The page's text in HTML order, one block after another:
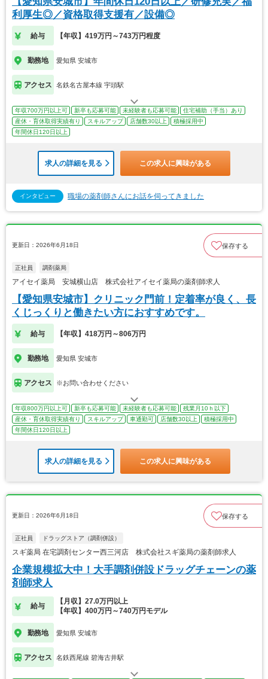
利厚生◎／資格取得支援有／設備◎
給与 【年収】419万円～743万円程度
勤務地 愛知県 安城市
アクセス 名鉄名古屋本線 宇頭駅
年収700万円以上可 新卒も応募可能 未経験者も応募可能
住宅補助（手当）あり
産休・育休取得実績有り
スキルアップ 店舗数30以上
積極採用中
年間休日120日以上
求人の詳細を見る この求人に興味がある
インタビュー 職場の薬剤師さんにお話を伺ってきました
更新日：2026年6月18日 保存する
正社員 調剤薬局
アイセイ薬局 安城横山店 株式会社アイセイ薬局の薬剤師求人
【愛知県安城市】クリニック門前！定着率が良く、長
くじっくりと働きたい方におすすめです。
給与 【年収】418万円～806万円
勤務地 愛知県 安城市
アクセス ※お問い合わせください
年収800万円以上可 新卒も応募可能 未経験者も応募可能
残業月10ｈ以下
産休・育休取得実績有り
スキルアップ 車通勤可 店舗数30以上
積極採用中
年間休日120日以上
求人の詳細を見る この求人に興味がある
更新日：2026年6月18日 保存する
正社員 ドラッグストア（調剤併設）
スギ薬局 在宅調剤センター西三河店 株式会社スギ薬局の薬剤師求人
企業規模拡大中！大手調剤併設ドラッグチェーンの薬
剤師求人
給与
【月収】27.0万円以上
【年収】400万円～740万円モデル
勤務地 愛知県 安城市
アクセス 名鉄西尾線 碧海古井駅